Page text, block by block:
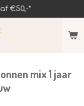
€50,-*
mix 1 jaar